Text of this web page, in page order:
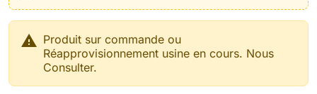
 Produit sur commande ou
Réapprovisionnement usine en cours. Nous
Consulter.